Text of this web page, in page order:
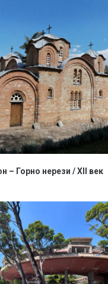
– Горно нерези / XII век